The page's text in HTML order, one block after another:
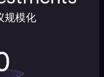
规模化